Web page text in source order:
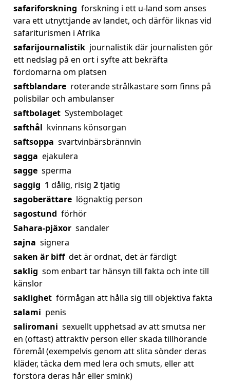
safariforskning forskning i ett u-land som anses
vara ett utnyttjande av landet, och därför liknas vid
safariturismen i Afrika
safarijournalistik journalistik där journalisten gör
ett nedslag på en ort i syfte att bekräfta
fördomarna om platsen
saftblandare roterande strålkastare som finns på
polisbilar och ambulanser
saftbolaget Systembolaget
safthål kvinnans könsorgan
saftsoppa svartvinbärsbrännvin
sagga ejakulera
sagge sperma
saggig 1 dålig, risig 2tjatig
sagoberättare lögnaktig person
sagostund förhör
Sahara-pjäxor sandaler
sajna signera
saken är biff det är ordnat, det är färdigt
saklig som enbart tar hänsyn till fakta och inte till
känslor
saklighet förmågan att hålla sig till objektiva fakta
salami penis
saliromani sexuellt upphetsad av att smutsa ner
en (oftast) attraktiv person eller skada tillhörande
föremål (exempelvis genom att slita sönder deras
kläder, täcka dem med lera och smuts, eller att
förstöra deras hår eller smink)